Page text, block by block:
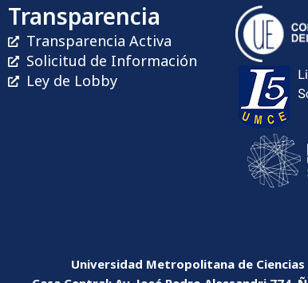
Transparencia
Transparencia Activa
Solicitud de Información
Ley de Lobby
Universidad Metropolitana de Ciencias